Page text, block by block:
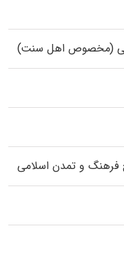
(مخصوص اهل سنت)
فرهنگ و تمدن اسلامی